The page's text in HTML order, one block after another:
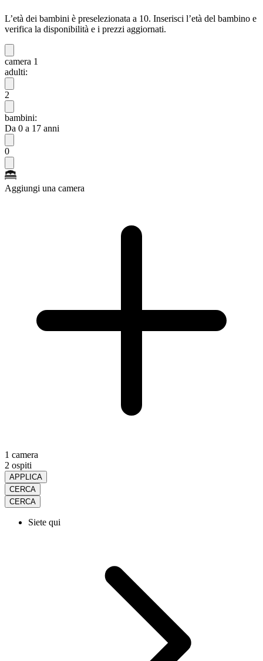
L’età dei bambini è preselezionata a 10. Inserisci l’età del bambino e
verifica la disponibilità e i prezzi aggiornati.
camera 1
adulti:
2
bambini:
Da 0 a 17 anni
0
Aggiungi una camera
1 camera
2 ospiti
APPLICA
CERCA
CERCA
Siete qui